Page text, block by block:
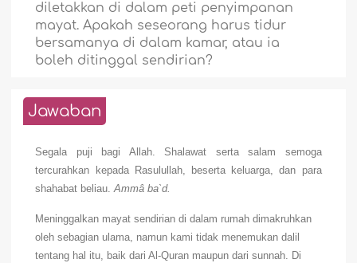
diletakkan di dalam peti penyimpanan
mayat. Apakah seseorang harus tidur
bersamanya di dalam kamar, atau ia
boleh ditinggal sendirian?
Jawaban
Segala puji bagi Allah. Shalawat serta salam semoga
tercurahkan kepada Rasulullah, beserta keluarga, dan para
shahabat beliau.Ammâ ba`d.
Meninggalkan mayat sendirian di dalam rumah dimakruhkan
oleh sebagian ulama, namun kami tidak menemukan dalil
tentang hal itu, baik dari Al-Quran maupun dari sunnah. Di